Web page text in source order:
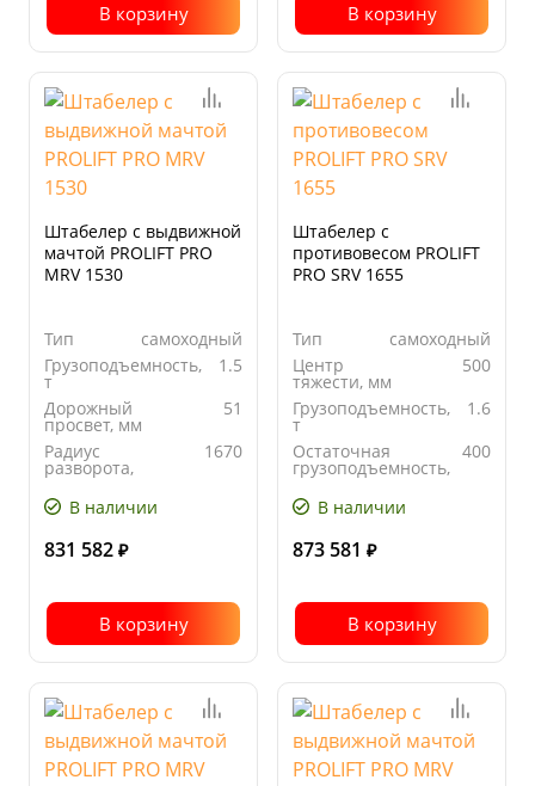
В корзину В корзину
Штабелер с выдвижной
мачтой PROLIFT PRO
MRV 1530
Тип
самоходный
Грузоподъемность,
т
1.5
Дорожный
просвет, мм
51
Радиус
разворота,
мм
1670
В наличии
831 582 ₽
В корзину
Штабелер с
противовесом PROLIFT
PRO SRV 1655
Тип
самоходный
Центр
тяжести, мм
500
Грузоподъемность,
т
1.6
Остаточная
грузоподъемность,
кг
400
В наличии
873 581 ₽
В корзину